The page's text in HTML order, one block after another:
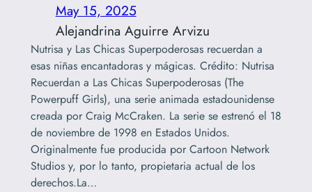
May 15, 2025
Alejandrina Aguirre Arvizu
Nutrisa y Las Chicas Superpoderosas recuerdan a
esas niñas encantadoras y mágicas. Crédito: Nutrisa
Recuerdan a Las Chicas Superpoderosas (The
Powerpuff Girls), una serie animada estadounidense
creada por Craig McCraken. La serie se estrenó el 18
de noviembre de 1998 en Estados Unidos.
Originalmente fue producida por Cartoon Network
Studios y, por lo tanto, propietaria actual de los
derechos.La…